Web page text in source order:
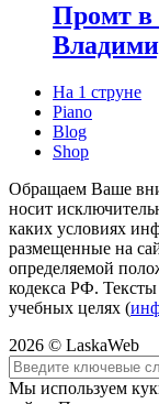
Промт в
На 1 струне
Piano
Blog
Shop
Обращаем Ваше
носит
каких условиях
размещенные на
определяемой
кодекса РФ.
учебных целях (
2026 © LaskaWeb
Мы используем